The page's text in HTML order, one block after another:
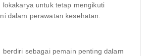
lokakarya untuk tetap mengikuti
dalam perawatan kesehatan.
berdiri sebagai pemain penting dalam